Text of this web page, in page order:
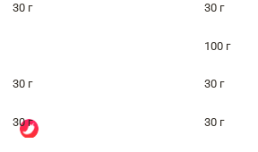
30 г 30 г
100 г
30 г 30 г
30 г 30 г